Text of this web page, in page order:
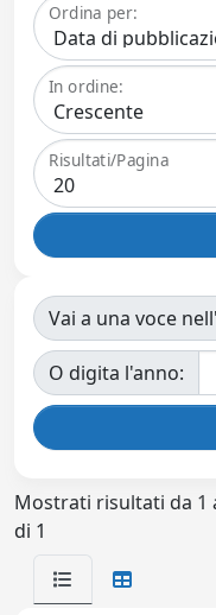
Ordina per:
In ordine:
Risultati/Pagina
Vai a una voce
O digita l'anno:
Mostrati risultati da 1
di 1